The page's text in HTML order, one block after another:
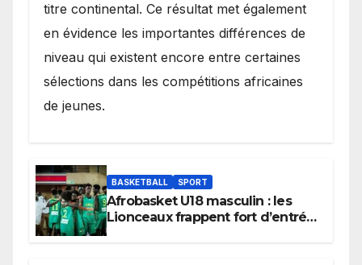
titre continental. Ce résultat met également
en évidence les importantes différences de
niveau qui existent encore entre certaines
sélections dans les compétitions africaines
de jeunes.
BASKETBALL SPORT
Afrobasket U18 masculin : les
Lionceaux frappent fort d’entrée